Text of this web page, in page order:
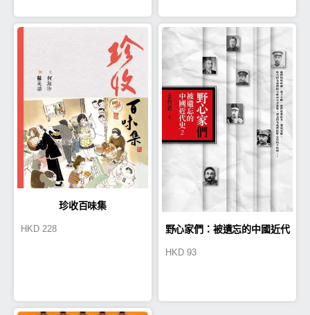
珍收百味集
HKD 228 野心家們：被遺忘的中國近代
HKD 93